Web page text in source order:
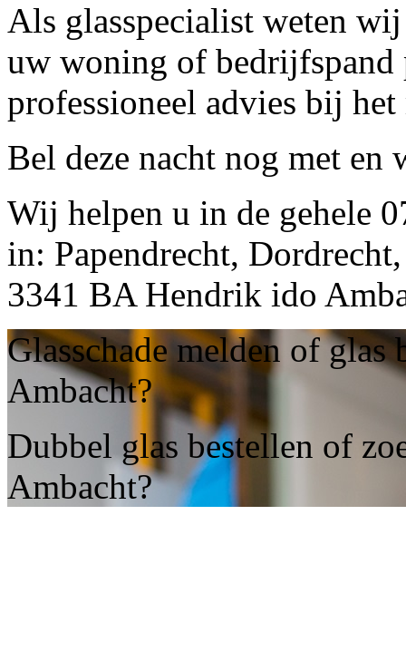
Als glasspecialist weten
uw woning of bedrijfspand
professioneel advies bij
Bel deze nacht nog met en
Wij helpen u in de gehele
in: Papendrecht,
3341 BA Hendrik ido
Glasschade melden of
Ambacht?
Dubbel glas bestellen of
Ambacht?